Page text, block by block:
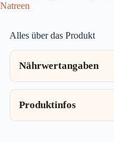
Natreen
Alles über das Produkt
Nährwertangaben
Produktinfos